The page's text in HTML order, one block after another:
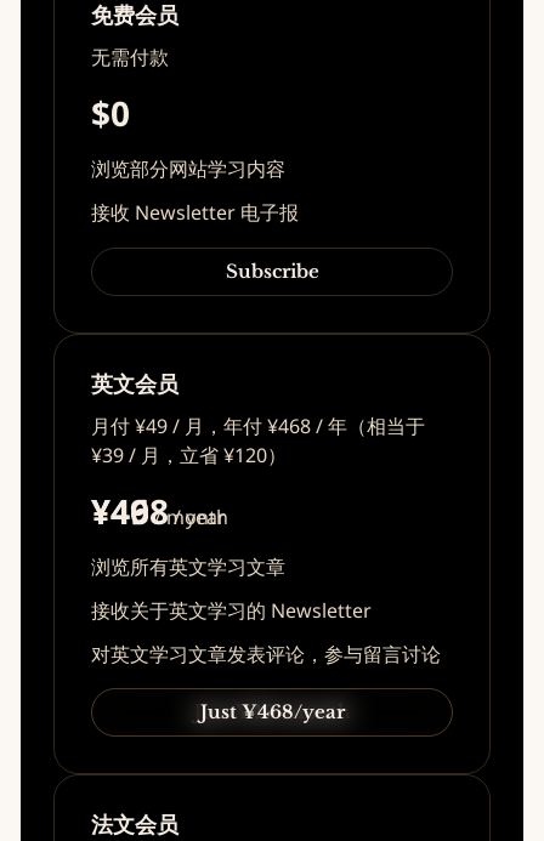
免费会员
无需付款
$0
浏览部分网站学习内容
接收 Newsletter 电子报
Subscribe
英文会员
月付 ¥49 / 月，年付 ¥468 / 年（相当于
¥39 / 月，立省 ¥120）
¥49/ month
¥468/ year
浏览所有英文学习文章
接收关于英文学习的 Newsletter
对英文学习文章发表评论，参与留言讨论
Just ¥49/month
Just ¥468/year
法文会员